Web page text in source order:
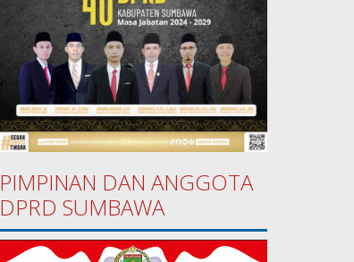
PIMPINAN DAN ANGGOTA
DPRD SUMBAWA